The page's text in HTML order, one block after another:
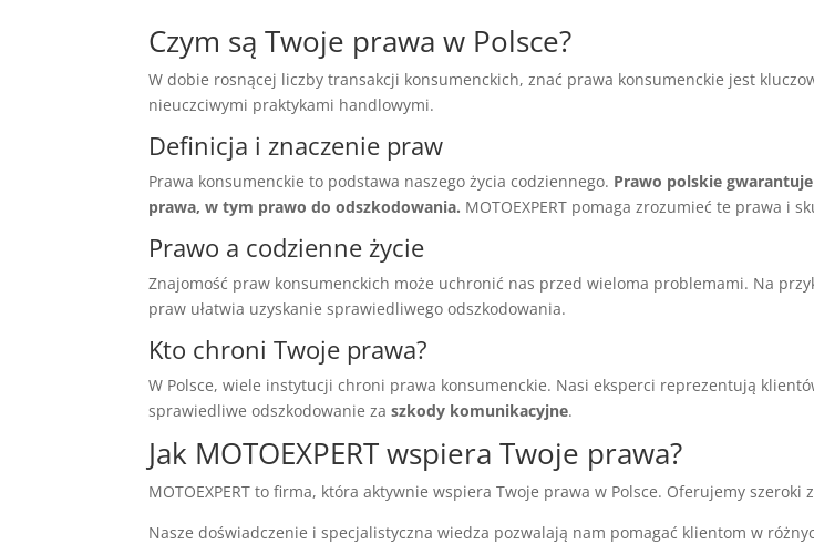
Czym są Twoje prawa w Polsce?
W dobie rosnącej liczby transakcji konsumenckich, znać prawa konsumenckie jest
nieuczciwymi praktykami handlowymi.
Definicja i znaczenie praw
Prawa konsumenckie to podstawa naszego życia codziennego. Prawo polskie
prawa, w tym prawo do odszkodowania. MOTOEXPERT pomaga zrozumieć te prawa i
Prawo a codzienne życie
Znajomość praw konsumenckich może uchronić nas przed wieloma problemami. Na
praw ułatwia uzyskanie sprawiedliwego odszkodowania.
Kto chroni Twoje prawa?
W Polsce, wiele instytucji chroni prawa konsumenckie. Nasi eksperci reprezentują
sprawiedliwe odszkodowanie zaszkody komunikacyjne.
Jak MOTOEXPERT wspiera Twoje prawa?
MOTOEXPERT to firma, która aktywnie wspiera Twoje prawa w Polsce. Oferujemy szeroki
Nasze doświadczenie i specjalistyczna wiedza pozwalają nam pomagać klientom w